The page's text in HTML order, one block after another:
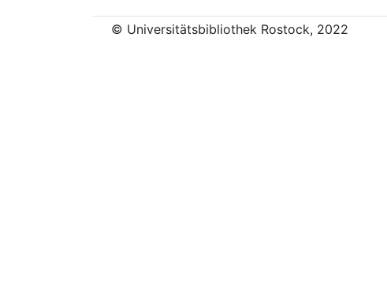
© Universitätsbibliothek Rostock, 2022